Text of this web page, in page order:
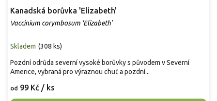
Kanadská borůvka 'Elizabeth'
Vaccinium corymbosum 'Elizabeth'
Skladem (308 ks)
od 99 Kč / ks
Pozdní odrůda severní vysoké borůvky s původem v Severní
Americe, vybraná pro výraznou chuť a pozdní...